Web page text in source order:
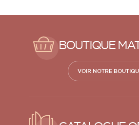
BOUTIQUE
VOIR NOTRE